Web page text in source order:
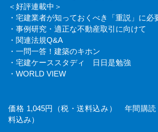
＜好評連載中＞
・宅建業者が知っておくべき「重説」に必
・事例研究・適正な不動産取引に向けて
・関連法規Q&A
・一問一答！建築のキホン
・宅建ケーススタディ 日日是勉強
・WORLD VIEW
価格 1,045円（税・送料込み） 年間購読
料込み）